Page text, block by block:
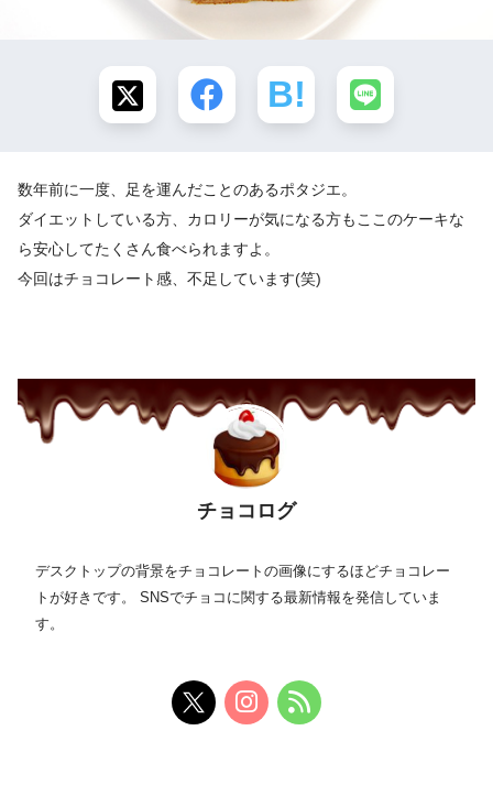
数年前に一度、足を運んだことのあるポタジエ。
ダイエットしている方、カロリーが気になる方もここのケーキな
ら安心してたくさん食べられますよ。
今回はチョコレート感、不足しています(笑)
チョコログ
デスクトップの背景をチョコレートの画像にするほどチョコレー
トが好きです。 SNSでチョコに関する最新情報を発信していま
す。